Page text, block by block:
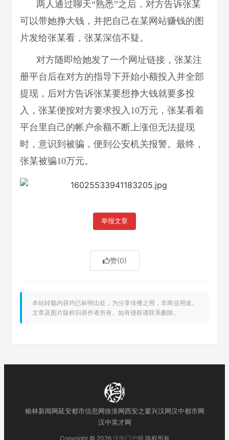
两人通过聊天“熟悉”之后，对方告诉张某
可以带她挣大钱，并把自己在某网站赚钱的图
片发给张某看，张某深信不疑。
对方随即给她发了一个网址链接，张某注
册平台后在对方的指导下开始小额投入并全部
提现，后对方告诉张某要想挣大钱就要多投
入，张某便按对方要求投入10万元，张某看着
平台里自己的帐户余额不断上涨但无法提现
时，意识到被骗，便到公安机关报警。最终，
张某被骗10万元。
举报文章
赞(0)
本站转载内容均已标明出处，为分享传播之用，非商业用途。
文章及图片版权归原作者所有。如有侵权请联系删除。
榆林新闻网延安都市信息网徐淮网西安之窗兴汉网汉中都市网
汉中英才网
Copyright © 2026 汉中门户网 版权所有